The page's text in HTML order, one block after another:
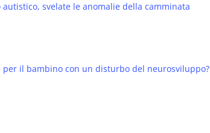
svelate le anomalie della camminata
per il bambino con un disturbo del neurosviluppo?